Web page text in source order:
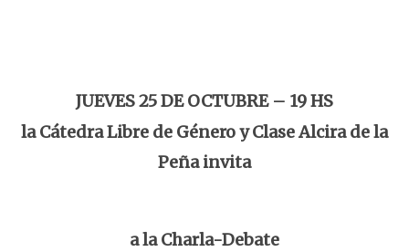
JUEVES 25 DE OCTUBRE – 19 HS
laCátedra Libre de Género y Clase Alcira de la
Peñainvita
a la Charla-Debate